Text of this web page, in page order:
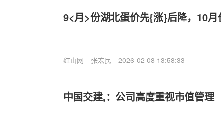
9<月>份湖北蛋价先{涨}后降，10
红山网 张宏民 2026-02-08 13:58:33
中国交建,：公司高度重视市值管理